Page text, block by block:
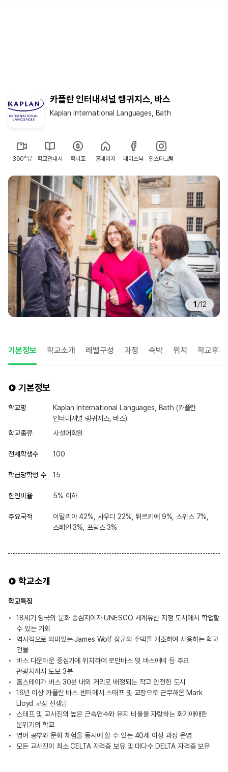
카플란 인터내셔널 랭귀지스, 바스
Kaplan International Languages, Bath
360°뷰 학교안내서 학비표 홈페이지 페이스북 인스타그램
1 /12
기본정보 학교소개 레벨구성 과정 숙박 위치 학교후기
기본정보
학교명
Kaplan International Languages, Bath (카플란
인터내셔널 랭귀지스, 바스)
학교종류
사설어학원
전체학생수 100
학급당학생 수 15
한인비율 5% 이하
주요국적
이탈리아 42%, 사우디 22%, 튀르키예 9%, 스위스 7%,
스페인 3%, 프랑스 3%
학교소개
학교특징
18세기 영국의 문화 중심지이자 UNESCO 세계유산 지정 도시에서 학업할
수 있는 기회
역사적으로 의미있는 James Wolf 장군의 주택을 개조하여 사용하는 학교
건물
바스 다운타운 중심가에 위치하여 로만바스 및 바스애비 등 주요
관광지까지 도보 3분
홈스테이가 버스 30분 내외 거리로 배정되는 작고 안전한 도시
16년 이상 카플란 바스 센터에서 스태프 및 교장으로 근무해온 Mark
Lloyd 교장 선생님
스태프 및 교사진의 높은 근속연수와 유지 비율을 자랑하는 화기애애한
분위기의 학교
영어 공부와 문화 체험을 동시에 할 수 있는 40세 이상 과정 운영
모든 교사진이 최소 CELTA 자격증 보유 및 대다수 DELTA 자격증 보유